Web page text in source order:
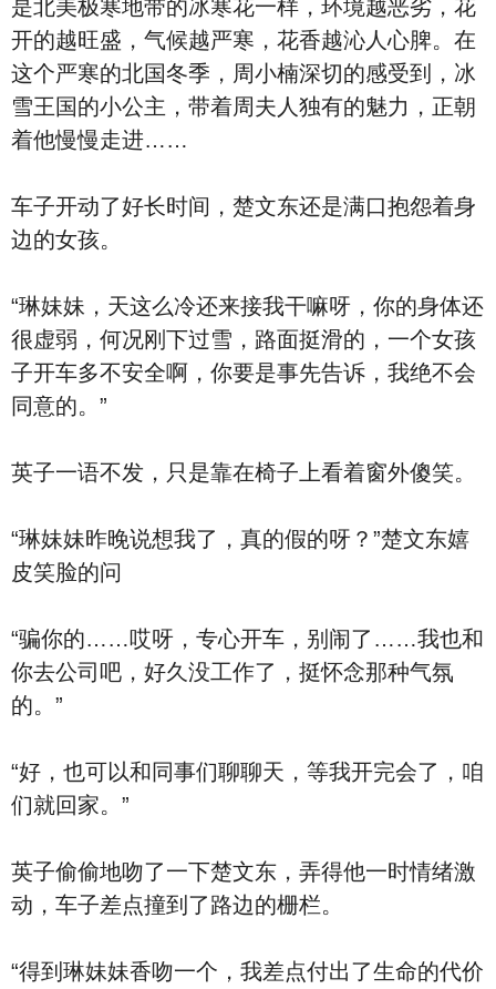
是北美极寒地带的冰寒花一样，环境越恶劣，花
开的越旺盛，气候越严寒，花香越沁人心脾。在
这个严寒的北国冬季，周小楠深切的感受到，冰
雪王国的小公主，带着周夫人独有的魅力，正朝
着他慢慢走进……
车子开动了好长时间，楚文东还是满口抱怨着身
边的女孩。
“琳妹妹，天这么冷还来接我干嘛呀，你的身体还
很虚弱，何况刚下过雪，路面挺滑的，一个女孩
子开车多不安全啊，你要是事先告诉，我绝不会
同意的。”
英子一语不发，只是靠在椅子上看着窗外傻笑。
“琳妹妹昨晚说想我了，真的假的呀？”楚文东嬉
皮笑脸的问
“骗你的……哎呀，专心开车，别闹了……我也和
你去公司吧，好久没工作了，挺怀念那种气氛
的。”
“好，也可以和同事们聊聊天，等我开完会了，咱
们就回家。”
英子偷偷地吻了一下楚文东，弄得他一时情绪激
动，车子差点撞到了路边的栅栏。
“得到琳妹妹香吻一个，我差点付出了生命的代价